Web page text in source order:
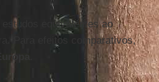
equivalentes ao
Para efeitos comparativos,
Europa